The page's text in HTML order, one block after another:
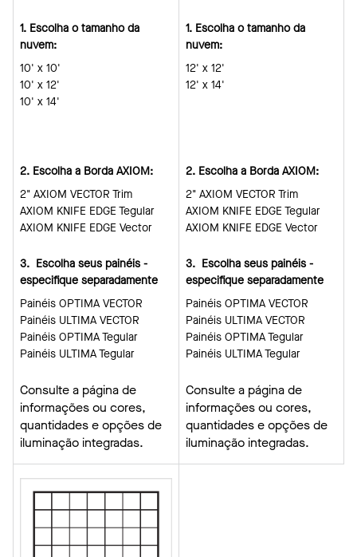
1. Escolha o tamanho da
nuvem:
10' x 10'
10' x 12'
10' x 14'
2. Escolha a Borda AXIOM:
2" AXIOM VECTOR Trim
AXIOM KNIFE EDGE Tegular
AXIOM KNIFE EDGE Vector
3. Escolha seus painéis -
especifique separadamente
Painéis OPTIMA VECTOR
Painéis ULTIMA VECTOR
Painéis OPTIMA Tegular
Painéis ULTIMA Tegular
Consulte a página de
informações ou cores,
quantidades e opções de
iluminação integradas.
1. Escolha o tamanho da
nuvem:
12' x 12'
12' x 14'
2. Escolha a Borda AXIOM:
2" AXIOM VECTOR Trim
AXIOM KNIFE EDGE Tegular
AXIOM KNIFE EDGE Vector
3. Escolha seus painéis -
especifique separadamente
Painéis OPTIMA VECTOR
Painéis ULTIMA VECTOR
Painéis OPTIMA Tegular
Painéis ULTIMA Tegular
Consulte a página de
informações ou cores,
quantidades e opções de
iluminação integradas.